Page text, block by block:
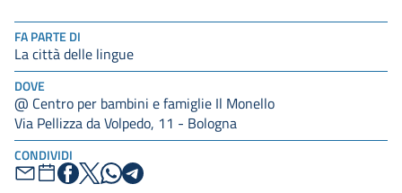
FA PARTE DI
La città delle lingue
DOVE
@ Centro per bambini e famiglie Il Monello
Via Pellizza da Volpedo, 11 - Bologna
CONDIVIDI